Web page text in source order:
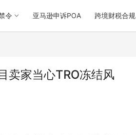
令 亚马逊申诉POA 跨境财税合规
卖家当心TRO冻结风